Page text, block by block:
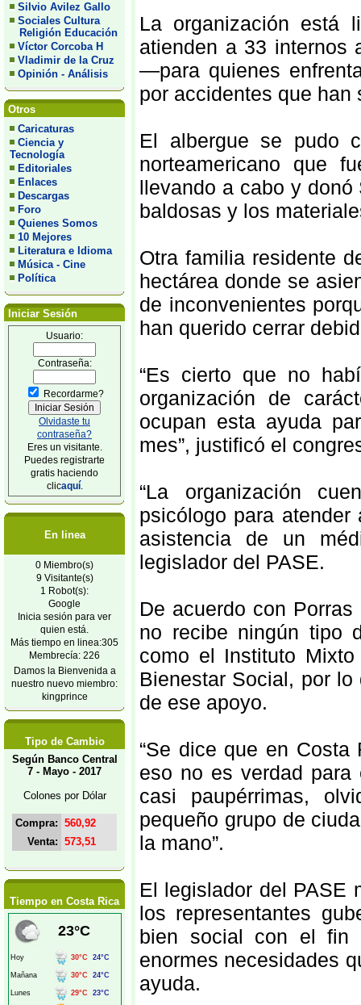
Silvio Avilez Gallo
Sociales Cultura
Religión Educación
Víctor Corcoba H
Vladimir de la Cruz
Opinión - Análisis
Otros
Caricaturas
Ciencia y
Tecnología
Editoriales
Enlaces
Descargas
Foro
Quienes Somos
10 Mejores
Literatura e Idioma
Música - Cine
Política
Iniciar Sesión
Usuario:
Contraseña:
Recordarme?
Olvidaste tu
contraseña?
Eres un visitante.
Puedes registrarte
gratis haciendo
clicaquí.
En linea
0 Miembro(s)
9 Visitante(s)
1 Robot(s):
Google
Inicia sesión para ver
quien está.
Más tiempo en linea:305
Membrecía: 226
Damos la Bienvenida a
nuestro nuevo miembro:
kingprince
Tipo de Cambio
Según Banco Central
7 - Mayo - 2017
Colones por Dólar
Compra: 560,92
Venta: 573,51
Tiempo en Costa Rica
La organización está
atienden a 33 internos
—para quienes
por accidentes que
El albergue se pudo
norteamericano que
llevando a cabo y
baldosas y los
Otra familia residente
hectárea donde se
de inconvenientes
han querido cerrar
“Es cierto que no
organización de
ocupan esta ayuda
mes”, justificó el
“La organización
psicólogo para
asistencia de un
legislador del PASE.
De acuerdo con
no recibe ningún tipo
como el Instituto
Bienestar Social, por
de ese apoyo.
“Se dice que en
eso no es verdad
casi paupérrimas,
pequeño grupo de
la mano”.
El legislador del PASE
los representantes
bien social con el fin
enormes necesidades
ayuda.